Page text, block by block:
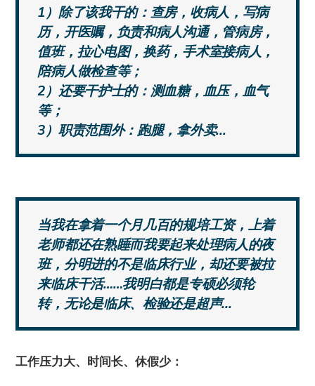
1）除了该我干的：查房，收病人，写病
历，开医嘱，负责和病人沟通，管病房，
值班，拉心电图，换药，手术室接病人，
陪病人做检查等；
2）还要干护士的：测血糖，血压，血气
等；
3）职责范围外：跑腿，拿外卖...
当我在拿着一个月几百的规培工资，上着
老师都还在熟睡而我要起来处理病人的夜
班，分明进的不是临床行业，却还要被拉
来临床干活……我明白都是专硕必须轮
转，无论是临床、检验还是超声...
工作压力大、时间长、休假少：